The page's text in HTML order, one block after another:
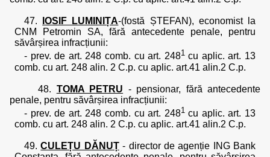
47. IOSIF LUMINIȚA-(fostă ȘTEFAN), economist la
CNM Petromin SA, fără antecedente penale, pentru
săvârșirea infracțiunii:
- prev. de art. 248 comb. cu art. 2481cu aplic. art. 13
comb. cu art. 248 alin. 2 C.p. cu aplic. art.41 alin.2 C.p.
48. TOMA PETRU - pensionar, fără antecedente
penale, pentru săvârșirea infracțiunii:
- prev. de art. 248 comb. cu art. 2481cu aplic. art. 13
comb. cu art. 248 alin. 2 C.p. cu aplic. art.41 alin.2 C.p.
49.CULEȚU DĂNUȚ- director de agenție ING Bank